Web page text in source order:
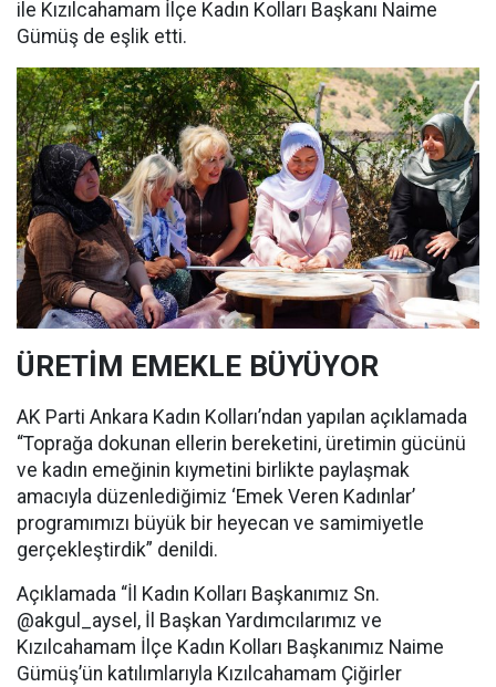
ile Kızılcahamam İlçe Kadın Kolları Başkanı Naime
Gümüş de eşlik etti.
ÜRETİM EMEKLE BÜYÜYOR
AK Parti Ankara Kadın Kolları’ndan yapılan açıklamada
“Toprağa dokunan ellerin bereketini, üretimin gücünü
ve kadın emeğinin kıymetini birlikte paylaşmak
amacıyla düzenlediğimiz ‘Emek Veren Kadınlar’
programımızı büyük bir heyecan ve samimiyetle
gerçekleştirdik” denildi.
Açıklamada “İl Kadın Kolları Başkanımız Sn.
@akgul_aysel, İl Başkan Yardımcılarımız ve
Kızılcahamam İlçe Kadın Kolları Başkanımız Naime
Gümüş’ün katılımlarıyla Kızılcahamam Çiğirler